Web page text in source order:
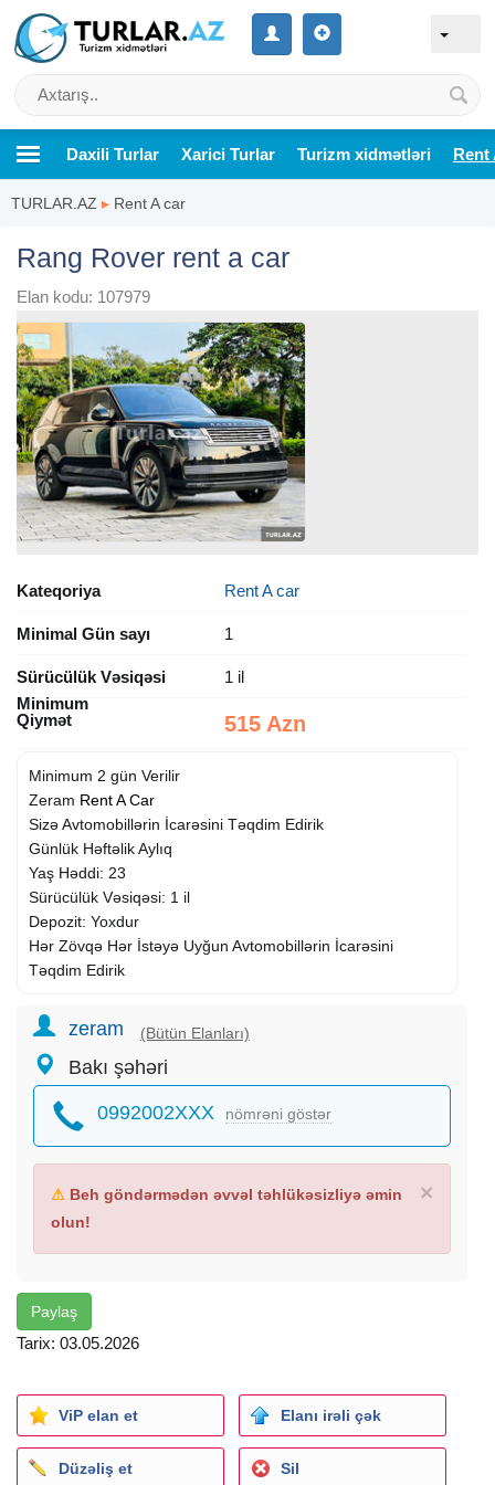
Daxili Turlar Xarici Turlar Turizm xidmətləri Rent
TURLAR.AZ ▸ Rent A car
Rang Rover rent a car
Elan kodu: 107979
Kateqoriya Rent A car
Minimal Gün sayı 1
Sürücülük Vəsiqəsi
Minimum
1 il
Qiymət 515 Azn
Minimum 2 gün Verilir
Zeram Rent A Car
Sizə Avtomobillərin İcarəsini Təqdim Edirik
Günlük Həftəlik Aylıq
Yaş Həddi: 23
Sürücülük Vəsiqəsi: 1 il
Depozit: Yoxdur
Hər Zövqə Hər İstəyə Uyğun Avtomobillərin İcarəsini
Təqdim Edirik
zeram (Bütün Elanları)
Bakı şəhəri
0992002XXX nömrəni göstər
×
⚠ Beh göndərmədən əvvəl təhlükəsizliyə əmin
olun!
Paylaş
Tarix: 03.05.2026
ViP elan et Elanı irəli çək
Düzəliş et Sil